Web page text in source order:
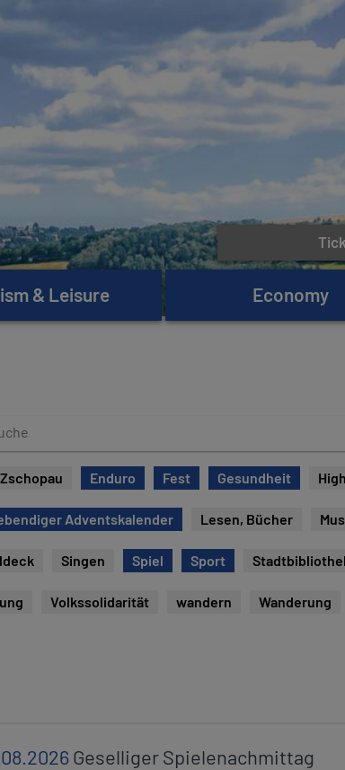
& Leisure Economy
Enduro Fest Gesundheit
Adventskalender Lesen, Bücher
Singen Spiel Sport
Volkssolidarität wandern Wanderung
Geselliger Spielenachmittag